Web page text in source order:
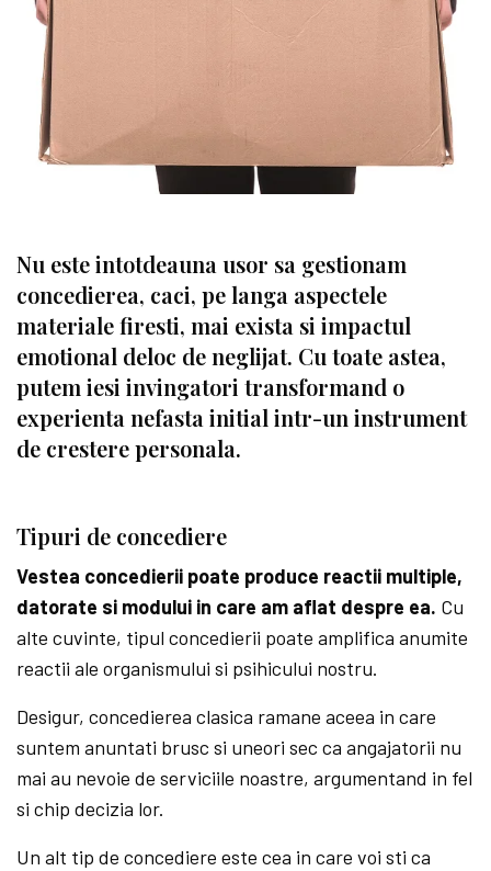
Nu este intotdeauna usor sa gestionam
concedierea, caci, pe langa aspectele
materiale firesti, mai exista si impactul
emotional deloc de neglijat. Cu toate astea,
putem iesi invingatori transformand o
experienta nefasta initial intr-un instrument
de crestere personala.
Tipuri de concediere
Vestea concedierii poate produce reactii multiple,
datorate si modului in care am aflat despre ea. Cu
alte cuvinte, tipul concedierii poate amplifica anumite
reactii ale organismului si psihicului nostru.
Desigur, concedierea clasica ramane aceea in care
suntem anuntati brusc si uneori sec ca angajatorii nu
mai au nevoie de serviciile noastre, argumentand in fel
si chip decizia lor.
Un alt tip de concediere este cea in care voi sti ca